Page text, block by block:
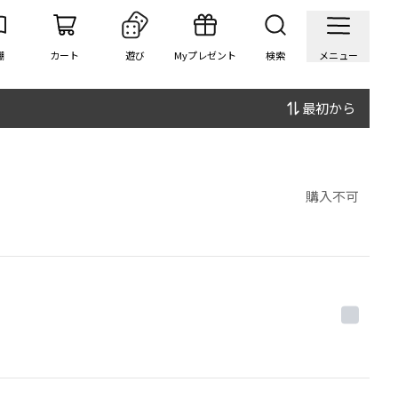
カート 遊び Myプレゼント 検索 メニュー
最初から
購入不可